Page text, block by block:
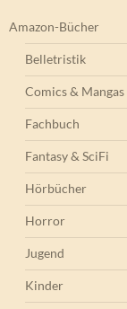
Amazon-Bücher
Belletristik
Comics & Mangas
Fachbuch
Fantasy & SciFi
Hörbücher
Horror
Jugend
Kinder